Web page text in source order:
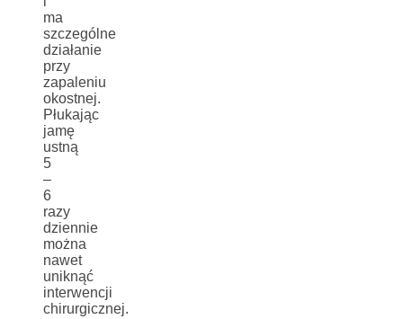
ma
szczególne
działanie
przy
zapaleniu
okostnej.
Płukając
jamę
ustną
5
–
6
razy
dziennie
można
nawet
uniknąć
interwencji
chirurgicznej.